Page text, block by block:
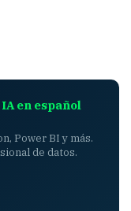
en español
Power BI y más.
de datos.